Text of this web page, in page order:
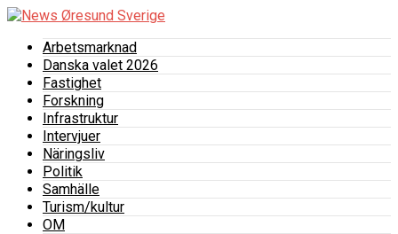
Arbetsmarknad
Danska valet 2026
Fastighet
Forskning
Infrastruktur
Intervjuer
Näringsliv
Politik
Samhälle
Turism/kultur
OM